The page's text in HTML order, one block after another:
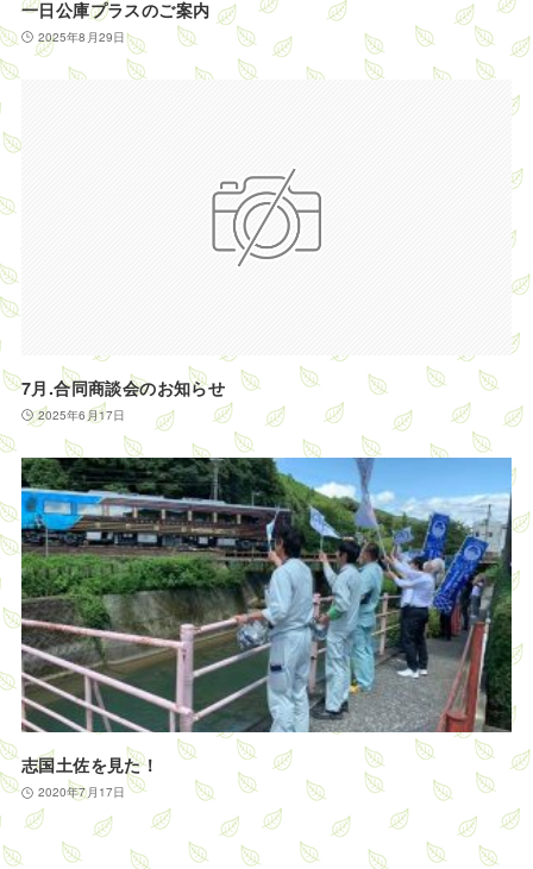
一日公庫プラスのご案内
2025年8月29日
7月.合同商談会のお知らせ
2025年6月17日
志国土佐を見た！
2020年7月17日